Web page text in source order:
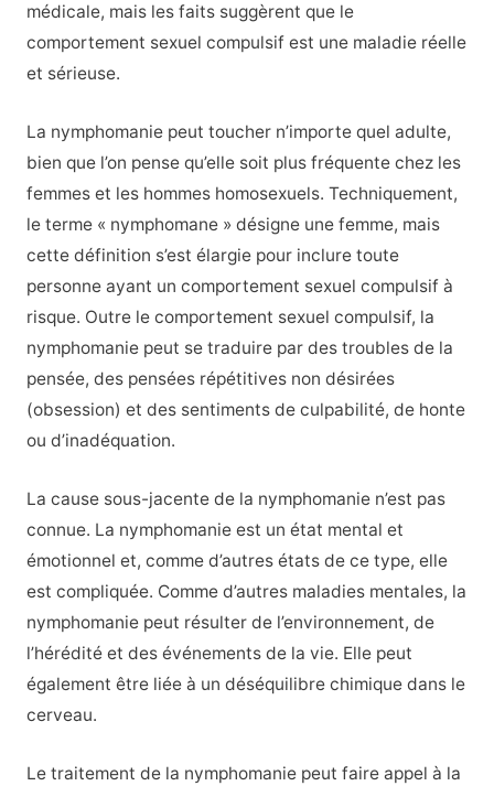
médicale, mais les faits suggèrent que le
comportement sexuel compulsif est une maladie réelle
et sérieuse.
La nymphomanie peut toucher n’importe quel adulte,
bien que l’on pense qu’elle soit plus fréquente chez les
femmes et les hommes homosexuels. Techniquement,
le terme « nymphomane » désigne une femme, mais
cette définition s’est élargie pour inclure toute
personne ayant un comportement sexuel compulsif à
risque. Outre le comportement sexuel compulsif, la
nymphomanie peut se traduire par des troubles de la
pensée, des pensées répétitives non désirées
(obsession) et des sentiments de culpabilité, de honte
ou d’inadéquation.
La cause sous-jacente de la nymphomanie n’est pas
connue. La nymphomanie est un état mental et
émotionnel et, comme d’autres états de ce type, elle
est compliquée. Comme d’autres maladies mentales, la
nymphomanie peut résulter de l’environnement, de
l’hérédité et des événements de la vie. Elle peut
également être liée à un déséquilibre chimique dans le
cerveau.
Le traitement de la nymphomanie peut faire appel à la